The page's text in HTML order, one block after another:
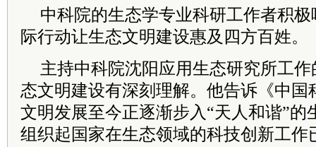
中科院的生态学专业科研工作者积
际行动让生态文明建设惠及四方百姓。
主持中科院沈阳应用生态研究所工
态文明建设有深刻理解。他告诉《中国
文明发展至今正逐渐步入“天人和谐”的
组织起国家在生态领域的科技创新工作